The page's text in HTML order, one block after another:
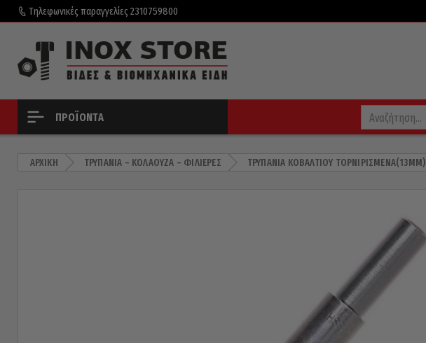
Τηλεφωνικές παραγγελίες 2310759800
ΠΡΟΪΌΝΤΑ
ΑΡΧΙΚΉ ΤΡΥΠΆΝΙΑ – ΚΟΛΑΟΎΖΑ – ΦΙΛΙΈΡΕΣ ΤΡΥΠΆΝΙΑ ΚΟΒΑΛΤΊΟΥ ΤΟΡΝΙΡΙΣΜΈΝΑ(13MM)